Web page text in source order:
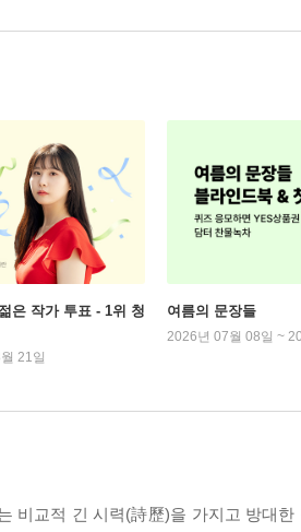
은 작가 투표 - 1위 청
21일
여름의 문장들
2026년 07월 08일 ~
비교적 긴 시력(詩歷)을 가지고 방대